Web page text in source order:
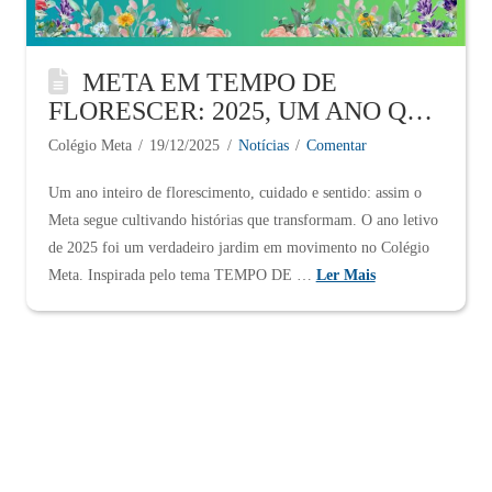
META EM TEMPO DE
FLORESCER: 2025, UM ANO QUE
DEU CERTO!
Colégio Meta 19/12/2025 Notícias Comentar
Um ano inteiro de florescimento, cuidado e sentido: assim o
Meta segue cultivando histórias que transformam. O ano letivo
de 2025 foi um verdadeiro jardim em movimento no Colégio
Meta. Inspirada pelo tema TEMPO DE … Ler Mais